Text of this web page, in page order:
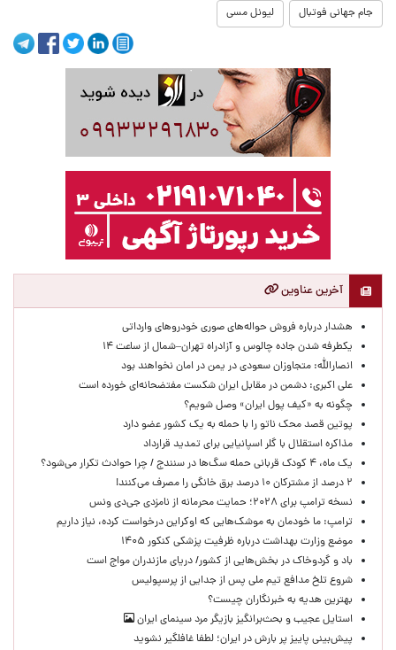
جام جهانی فوتبال لیونل مسی
آخرین عناوین
هشدار درباره فروش حواله‌های صوری خودروهای وارداتی
یکطرفه شدن جاده چالوس و آزادراه تهران–شمال از ساعت ۱۴
انصارالله: متجاوزان سعودی در یمن در امان نخواهند بود
علی اکبری: دشمن در مقابل ایران شکست مفتضحانه‌ای خورده است
چگونه به «کیف پول ایران» وصل شویم؟
پوتین قصد محک ناتو را با حمله به یک کشور عضو دارد
مذاکره استقلال با گلر اسپانیایی برای تمدید قرارداد
یک ماه، ۴ کودک قربانی حمله سگ‌ها در سنندج / چرا حوادث تکرار می‌شود؟
۲ درصد از مشترکان ۱۰ درصد برق خانگی را مصرف می‌کنند!
نسخه ترامپ برای ۲۰۲۸؛ حمایت محرمانه از نامزدی جی‌دی ونس
ترامپ: ما خودمان به موشک‌هایی که اوکراین درخواست کرده، نیاز داریم
موضع وزارت بهداشت درباره ظرفیت پزشکی کنکور ۱۴۰۵
باد و گردوخاک در بخش‌هایی از کشور/ دریای مازندران مواج است
شروع تلخ مدافع تیم ملی پس از جدایی از پرسپولیس
بهترین هدیه به خبرنگاران چیست؟
استایل عجیب و بحث‌برانگیز بازیگر مرد سینمای ایران
پیش‌بینی پاییز پر بارش در ایران؛ لطفا غافلگیر نشوید